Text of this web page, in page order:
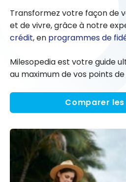
Transformez votre façon de
et de vivre, grâce à notre
crédit, en programmes de
Milesopedia est votre guide
au maximum de vos points
Comparer